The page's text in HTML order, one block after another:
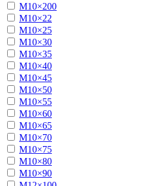
М10×200
М10×22
М10×25
М10×30
М10×35
М10×40
М10×45
М10×50
М10×55
М10×60
М10×65
М10×70
М10×75
М10×80
М10×90